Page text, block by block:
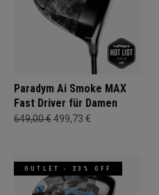
Paradym Ai Smoke MAX
Fast Driver für Damen
649,00 €499,73 €
OUTLET - 23% OFF